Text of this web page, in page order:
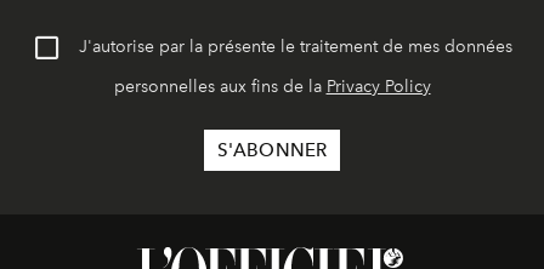
J'autorise par la présente le traitement de mes données
personnelles aux fins de la Privacy Policy